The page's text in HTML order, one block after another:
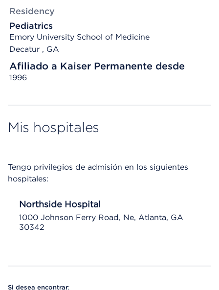
Residency
Pediatrics
Emory University School of Medicine
Decatur , GA
Afiliado a Kaiser Permanente desde
1996
Mis hospitales
Tengo privilegios de admisión en los siguientes
hospitales:
Northside Hospital
1000 Johnson Ferry Road, Ne, Atlanta, GA
30342
Si desea encontrar: